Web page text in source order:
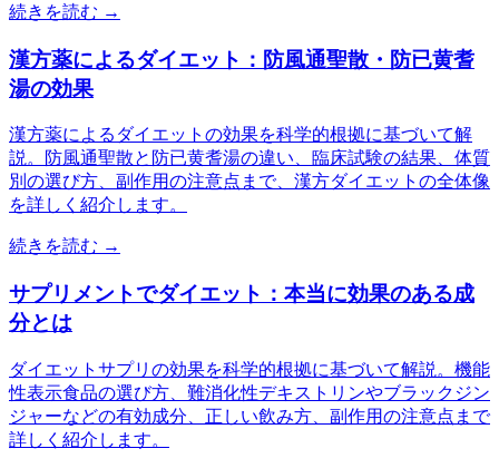
続きを読む →
漢方薬によるダイエット：防風通聖散・防已黄耆
湯の効果
漢方薬によるダイエットの効果を科学的根拠に基づいて解
説。防風通聖散と防已黄耆湯の違い、臨床試験の結果、体質
別の選び方、副作用の注意点まで、漢方ダイエットの全体像
を詳しく紹介します。
続きを読む →
サプリメントでダイエット：本当に効果のある成
分とは
ダイエットサプリの効果を科学的根拠に基づいて解説。機能
性表示食品の選び方、難消化性デキストリンやブラックジン
ジャーなどの有効成分、正しい飲み方、副作用の注意点まで
詳しく紹介します。